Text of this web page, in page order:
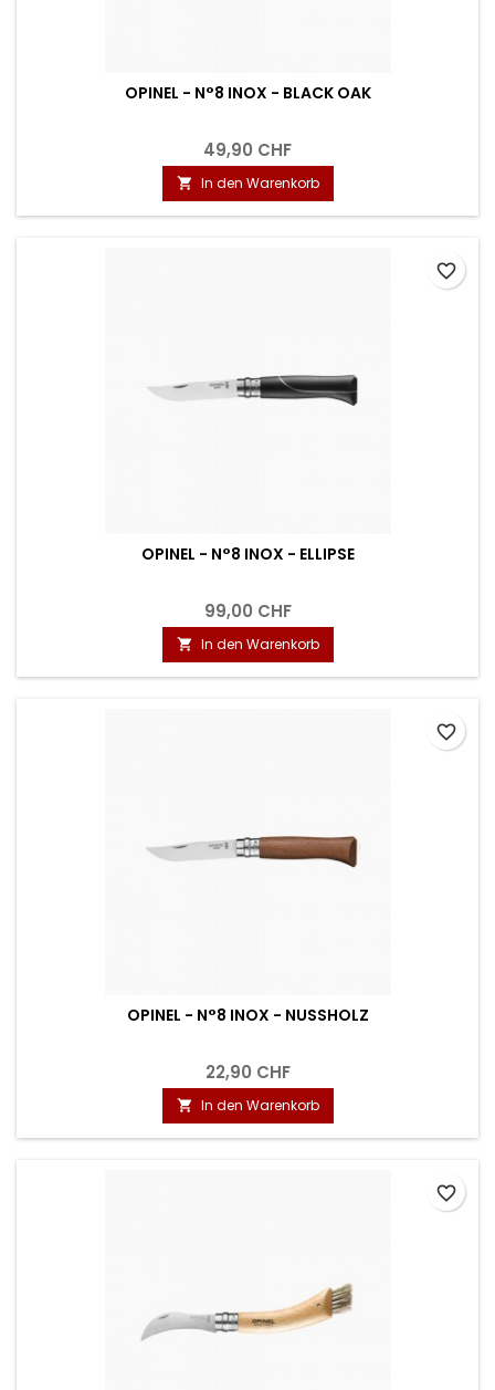
OPINEL - N°8 INOX - BLACK OAK
49,90 CHF
 In den Warenkorb
OPINEL - N°8 INOX - ELLIPSE
99,00 CHF
 In den Warenkorb
favorite_border
OPINEL - N°8 INOX - NUSSHOLZ
22,90 CHF
 In den Warenkorb
favorite_border
favorite_border